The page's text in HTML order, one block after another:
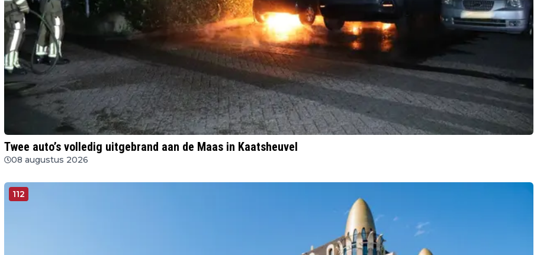
Twee auto’s volledig uitgebrand aan de Maas in Kaatsheuvel
08 augustus 2026
112